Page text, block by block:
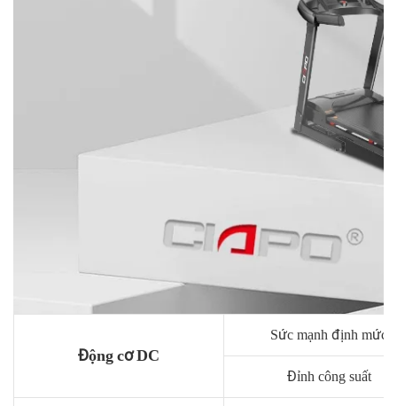
Động cơ DC
Sức mạnh định mức
Đỉnh công suất